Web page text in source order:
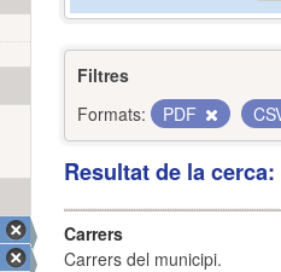
Filtres
Formats:
PDF
Resultat de la
Carrers
Carrers del municipi.